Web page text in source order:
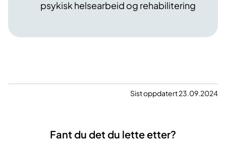
psykisk helsearbeid og rehabilitering
Sist oppdatert 23.09.2024
Fant du det du lette etter?